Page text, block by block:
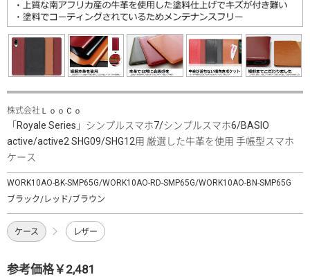
株式会社ＬｏｏＣｏ
「Royale Series」シンプルスマホ7/シンプルスマホ6/BASIO
active/active2 SHG09/SHG12用 厳選した牛革を使用 手帳型スマホ
ケース
WORK10AO-BK-SMP65G/WORK10AO-RD-SMP65G/WORK10AO-BN-SMP65G
ブラック/レッド/ブラウン
ケース レザー
参考価格￥2,481